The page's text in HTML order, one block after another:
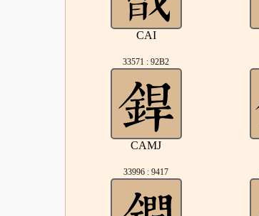
CAI
33571 : 92B2
CAMJ
33996 : 9417